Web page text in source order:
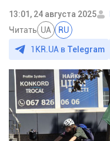
13:01, 24 августа 2025
Читать UA RU
1KR.UA в Telegram